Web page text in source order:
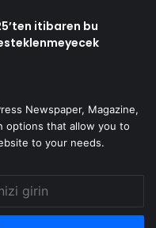
itibaren bu
Newspaper, Magazine,
options that allow you to
to your needs.